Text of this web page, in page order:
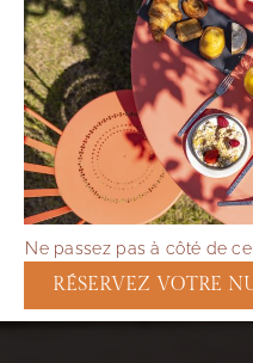
Ne passez pas à côté de
RÉSERVEZ VOTRE